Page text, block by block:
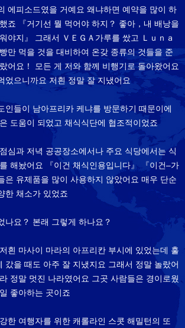
에피소드였을 거예요 왜냐하면 예약을 많이 하
죠 『거기선 뭘 먹어야 하지？ 좋아，내 배낭을
야지』 그래서 ＶＥＧＡ가루를 쌌고 Ｌｕｎａ
만 먹을 것을 대비하여 온갖 종류의 것들을 준
어요！ 모든 게 저와 함께 비행기로 돌아왔어요
었으니까요 저흰 정말 잘 지냈어요
인들이 남아프리카 케냐를 방문하기 때문이에
도움이 되었고 채식식단에 협조적이었죠
심과 저녁 공공장소에서나 주요 식당에서는 식
해놨어요 『이건 채식인용입니다』 『이건–가
은 유제품을 많이 사용하지 않았어요 매우 단순
한 채소가 있었죠
나요？ 본래 그렇게 하나요？
흰 마사이 마라의 아프리칸 부시에 있었는데 훌
갔을 때도 아주 잘 지냈지요 그래서 정말 놀랐어
정말 멋진 나라였어요 그곳 사람들은 경이로웠
좋아하는 곳이죠
한 여행자를 위한 캐롤라인 스콧 해밀턴의 또